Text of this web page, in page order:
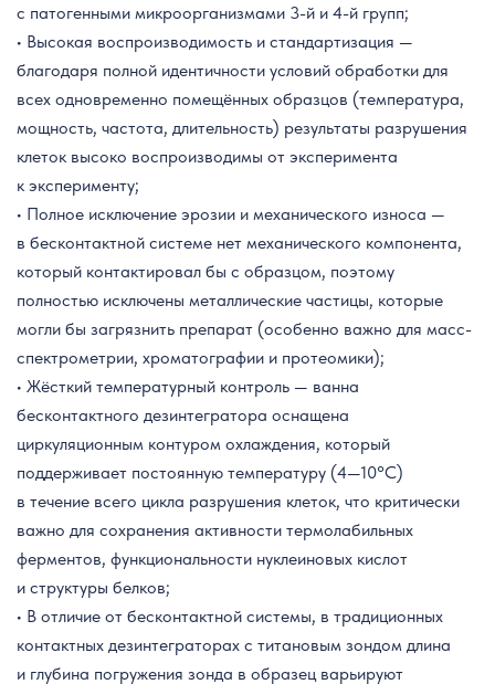
с патогенными микроорганизмами 3-й и 4-й групп;
• Высокая воспроизводимость и стандартизация —
благодаря полной идентичности условий обработки для
всех одновременно помещённых образцов (температура,
мощность, частота, длительность) результаты разрушения
клеток высоко воспроизводимы от эксперимента
к эксперименту;
• Полное исключение эрозии и механического износа —
в бесконтактной системе нет механического компонента,
который контактировал бы с образцом, поэтому
полностью исключены металлические частицы, которые
могли бы загрязнить препарат (особенно важно для масс-
спектрометрии, хроматографии и протеомики);
• Жёсткий температурный контроль — ванна
бесконтактного дезинтегратора оснащена
циркуляционным контуром охлаждения, который
поддерживает постоянную температуру (4—10°C)
в течение всего цикла разрушения клеток, что критически
важно для сохранения активности термолабильных
ферментов, функциональности нуклеиновых кислот
и структуры белков;
• В отличие от бесконтактной системы, в традиционных
контактных дезинтеграторах с титановым зондом длина
и глубина погружения зонда в образец варьируют